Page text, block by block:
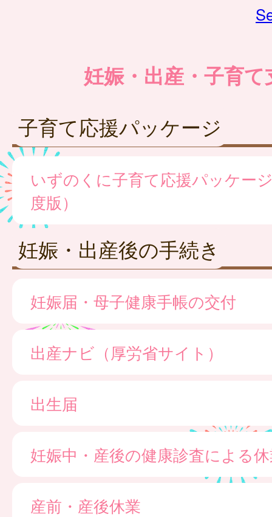
妊娠・出産・子育て
子育て応援パッケージ
いずのくに子育て応援パッケー
度版）
妊娠・出産後の手続き
妊娠届・母子健康手帳の交付
出産ナビ（厚労省サイト）
出生届
妊娠中・産後の健康診査による
産前・産後休業